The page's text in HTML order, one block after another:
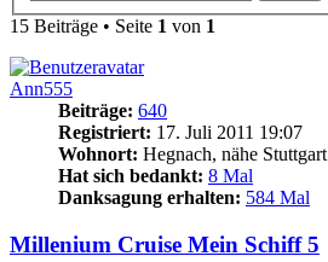
15 Beiträge • Seite 1 von 1
Ann555
Beiträge: 640
Registriert: 17. Juli 2011 19:07
Wohnort: Hegnach, nähe Stuttgart
Hat sich bedankt: 8 Mal
Danksagung erhalten: 584 Mal
Millenium Cruise Mein Schiff 5